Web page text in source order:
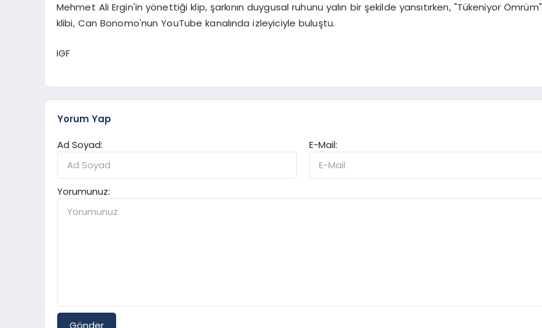
Mehmet Ali Ergin'in yönettiği klip, şarkının duygusal ruhunu yalın bir şekilde yansıtırken, "Tükeniyor Ömrüm"
klibi, Can Bonomo'nun YouTube kanalında izleyiciyle buluştu.
IGF
Yorum Yap
Ad Soyad:
E-Mail:
Yorumunuz:
Gönder